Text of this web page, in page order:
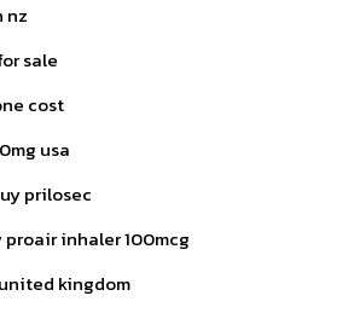
nz
sale
cost
usa
prilosec
proair inhaler 100mcg
kingdom